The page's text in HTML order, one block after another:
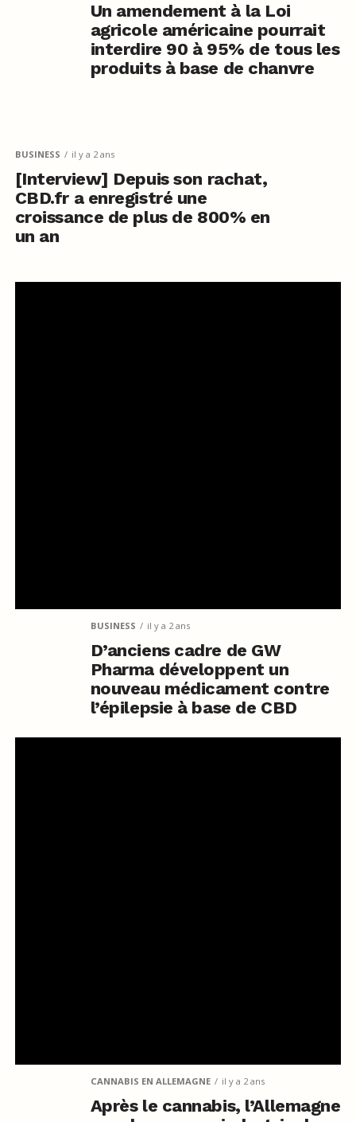
Un amendement à la Loi
agricole américaine pourrait
interdire 90 à 95% de tous les
produits à base de chanvre
BUSINESS il y a 2 ans
[Interview] Depuis son rachat,
CBD.fr a enregistré une
croissance de plus de 800% en
un an
BUSINESS il y a 2 ans
D’anciens cadre de GW
Pharma développent un
nouveau médicament contre
l’épilepsie à base de CBD
CANNABIS EN ALLEMAGNE il y a 2 ans
Après le cannabis, l’Allemagne